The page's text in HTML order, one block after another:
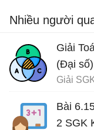
Nhiều người
Giải
(Đại số)
Giải
Bài
2 SGK